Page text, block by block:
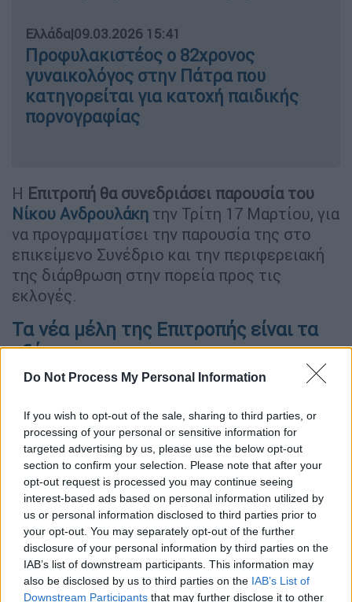
Do Not Process My Personal Information
If you wish to opt-out of the sale, sharing to third parties, or
processing of your personal or sensitive information for
targeted advertising by us, please use the below opt-out
section to confirm your selection. Please note that after your
opt-out request is processed you may continue seeing
interest-based ads based on personal information utilized by
us or personal information disclosed to third parties prior to
your opt-out. You may separately opt-out of the further
disclosure of your personal information by third parties on the
IAB’s list of downstream participants. This information may
also be disclosed by us to third parties on the IAB’s List of
Downstream Participants that may further disclose it to other
Ελλάδα|09.03.2026 15:41
Προφυλακιστέος ο 82χρονος
γυναικολόγος στην Πάτρα που
κατηγορείται για κατοχή παιδικής
πορνογραφίας
Η Επιτροπή θα συνεδριάσει παρουσία του
Νίκου Ανδρουλάκη την Τρίτη 17 Μαρτίου, για
να προγραμματίσει την παρουσία της στο
επικείμενο Συνέδριο και την περιφερειακή
της διάρθρωση στην πορεία προς τις
εκλογές.
Τα νέα μέλη της Επιτροπής είναι τα
εξής:
Αθανασάκης Γιάννης, Συνδικαλιστής
Βαλαβάνης Δημοσθένης, οδοντίατρος
Βατσικλής Μάριος, δικηγόρος, μέλος
Δ.Σ. Δικηγορικού συλλόγου Κομοτηνής
Βερλέκης Νίκος, ηθοποιός
Βουκίδης Θεόδωρος, Πλαστικός
χειρουργός, καθηγητής
Γεωργακόπουλος Τάκης, αρχιτέκτων,
πρώην Πρόεδρος Πανελλήνιου
συλλόγου αρχιτεκτόνων